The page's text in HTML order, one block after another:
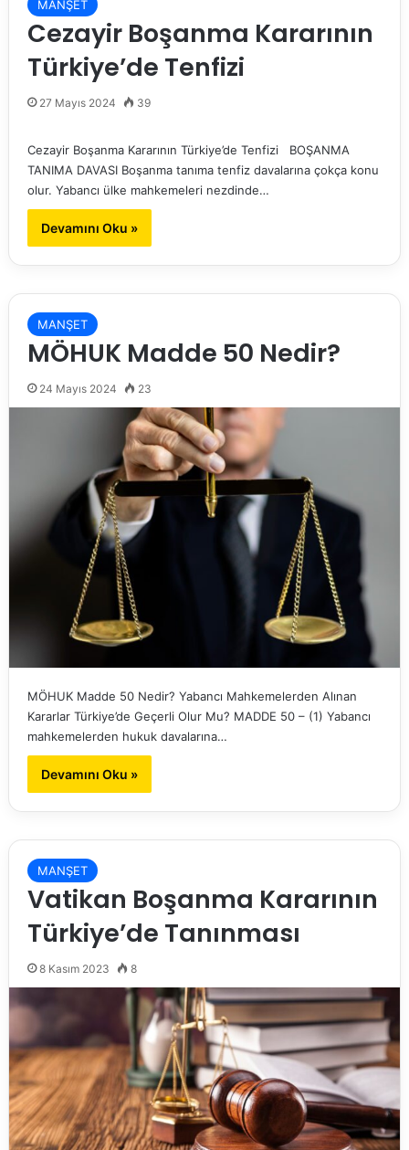
MANŞET
Cezayir Boşanma Kararının
Türkiye’de Tenfizi
27 Mayıs 2024 39
Cezayir Boşanma Kararının Türkiye’de Tenfizi BOŞANMA
TANIMA DAVASI Boşanma tanıma tenfiz davalarına çokça konu
olur. Yabancı ülke mahkemeleri nezdinde…
Devamını Oku »
MANŞET
MÖHUK Madde 50 Nedir?
24 Mayıs 2024 23
MÖHUK Madde 50 Nedir? Yabancı Mahkemelerden Alınan
Kararlar Türkiye’de Geçerli Olur Mu? MADDE 50 – (1) Yabancı
mahkemelerden hukuk davalarına…
Devamını Oku »
MANŞET
Vatikan Boşanma Kararının
Türkiye’de Tanınması
8 Kasım 2023 8